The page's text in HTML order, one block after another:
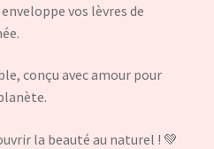
vos lèvres de
conçu avec amour pour
la beauté au naturel ! 💚